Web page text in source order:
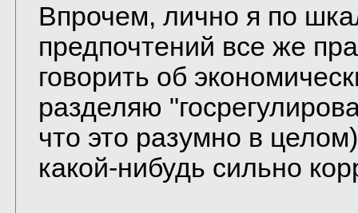
Впрочем, лично я по
предпочтений все же
говорить об
разделяю
что это разумно в
какой-нибудь сильно